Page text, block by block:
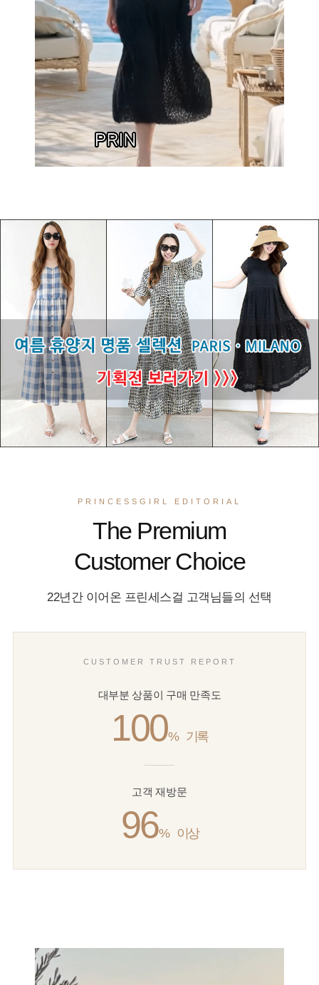
PRINCESSGIRL EDITORIAL
The Premium
Customer Choice
22년간 이어온 프린세스걸 고객님들의 선택
CUSTOMER TRUST REPORT
대부분 상품이 구매 만족도
100% 기록
고객 재방문
96% 이상